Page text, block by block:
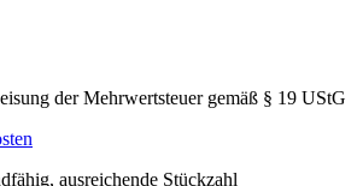
der Mehrwertsteuer gemäß § 19 UStG